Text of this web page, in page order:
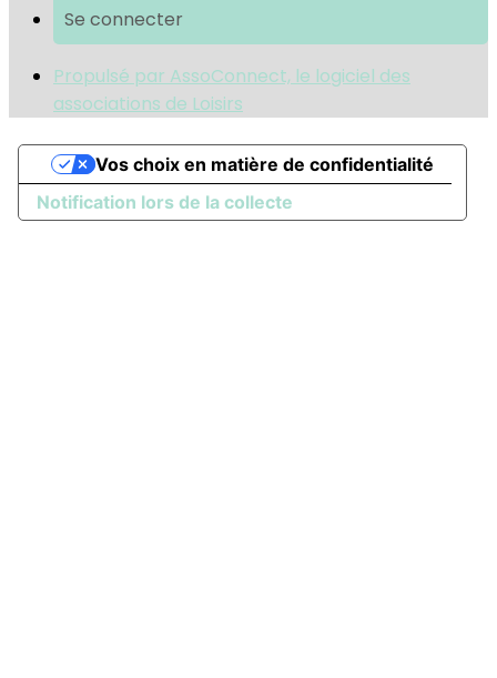
Se connecter
Propulsé par AssoConnect, le logiciel des
associations de Loisirs
Notification lors de la collecte
Vos choix en matière de confidentialité